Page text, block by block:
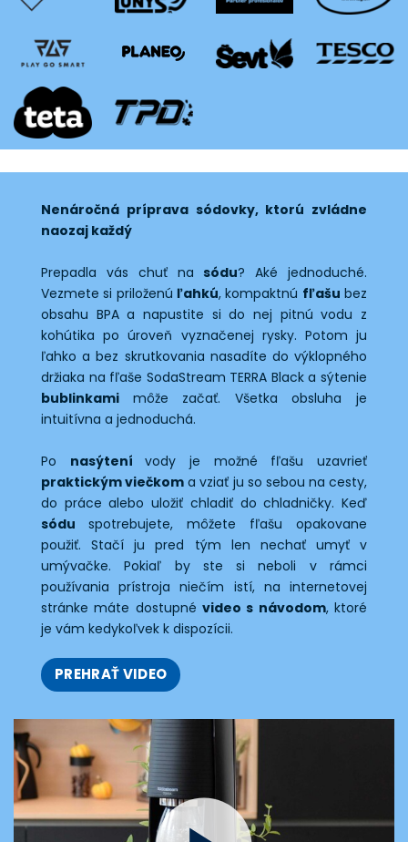
Nenáročná príprava sódovky, ktorú zvládne
naozaj každý
Prepadla vás chuť nasódu? Aké jednoduché.
Vezmete si priloženú ľahkú, kompaktnú fľašu bez
obsahu BPA a napustite si do nej pitnú vodu z
kohútika po úroveň vyznačenej rysky. Potom ju
ľahko a bez skrutkovania nasadíte do výklopného
držiaka na fľaše SodaStream TERRA Black a sýtenie
bublinkami môže začať. Všetka obsluha je
intuitívna a jednoduchá.
Po nasýtenívody je možné fľašu uzavrieť
praktickým viečkom a vziať ju so sebou na cesty,
do práce alebo uložiť chladiť do chladničky. Keď
sódu spotrebujete, môžete fľašu opakovane
použiť. Stačí ju pred tým len nechať umyť v
umývačke. Pokiaľ by ste si neboli v rámci
používania prístroja niečím istí, na internetovej
stránke máte dostupné video s návodom, ktoré
je vám kedykoľvek k dispozícii.
PREHRAŤ VIDEO